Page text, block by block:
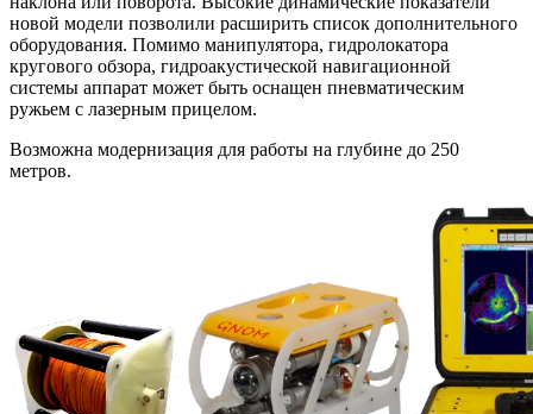
новой модели позволили расширить список дополнительного
оборудования. Помимо манипулятора, гидролокатора
кругового обзора, гидроакустической навигационной
системы аппарат может быть оснащен пневматическим
ружьем с лазерным прицелом.
Возможна модернизация для работы на глубине до 250
метров.